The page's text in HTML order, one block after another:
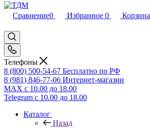
Сравнение0 Избранное 0 Корзина
Телефоны
8 (800) 500-54-67 Бесплатно по РФ
8 (981) 846-77-06 Интернет-магазин
MAX с 10.00 до 18.00
Telegram с 10.00 до 18.00
Каталог
Назад